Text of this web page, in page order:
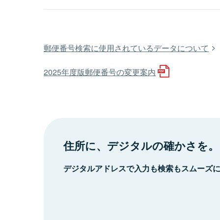
郵便番号検索に使用されているデータについて
2025年度版郵便番号の変更案内
住所に、デジタルの確かさを。
デジタルアドレスで入力も検索もスムーズ